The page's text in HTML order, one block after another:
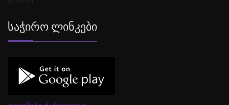
Საჭირო Ლინკები